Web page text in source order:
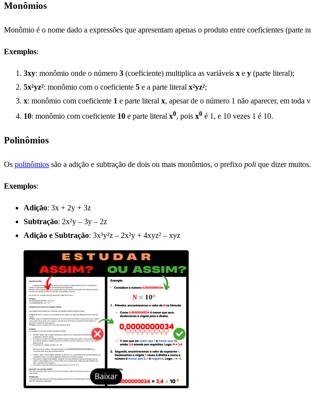
Monômios
Monômio é o nome dado a expressões que apresentam apenas o produto entre coeficientes (parte
Exemplos:
3xy: monômio onde o número 3 (coeficiente) multiplica as variáveis x e y (parte literal);
5x²yz²: monômio com o coeficiente 5 e a parte literal x²yz²;
x: monômio com coeficiente 1 e parte literal x, apesar de o número 1 não aparecer, em
10: monômio com coeficiente 10 e parte literal x0, pois x0 é 1, e 10 vezes 1 é 10.
Polinômios
Os polinômios são a adição e subtração de dois ou mais monômios, o prefixo poli que dizer muitos.
Exemplos:
Adição: 3x + 2y + 3z
Subtração: 2x²y – 3y – 2z
Adição e Subtração: 3x³y²z – 2x²y + 4xyz² – xyz